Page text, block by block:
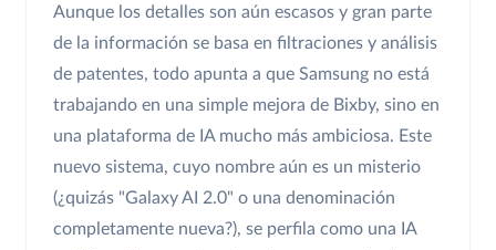
Aunque los detalles son aún escasos y gran parte
de la información se basa en filtraciones y análisis
de patentes, todo apunta a que Samsung no está
trabajando en una simple mejora de Bixby, sino en
una plataforma de IA mucho más ambiciosa. Este
nuevo sistema, cuyo nombre aún es un misterio
(¿quizás "Galaxy AI 2.0" o una denominación
completamente nueva?), se perfila como una IA